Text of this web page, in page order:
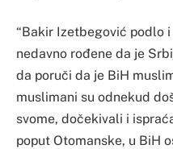
“Bakir Izetbegović podlo
nedavno rođene da je
da poruči da je BiH
muslimani su odnekud
svome, dočekivali i
poput Otomanske, u BiH